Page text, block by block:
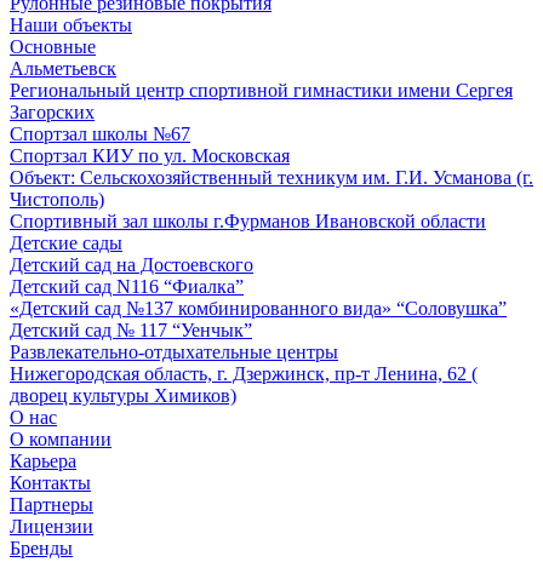
Наши объекты
Основные
Альметьевск
Региональный центр спортивной гимнастики имени Сергея
Загорских
Спортзал школы №67
Спортзал КИУ по ул. Московская
Объект: Сельскохозяйственный техникум им. Г.И. Усманова (г.
Чистополь)
Спортивный зал школы г.Фурманов Ивановской области
Детские сады
Детский сад на Достоевского
Детский сад N116 “Фиалка”
«Детский сад №137 комбинированного вида» “Соловушка”
Детский сад № 117 “Уенчык”
Развлекательно-отдыхательные центры
Нижегородская область, г. Дзержинск, пр-т Ленина, 62 (
дворец культуры Химиков)
О нас
О компании
Карьера
Контакты
Партнеры
Лицензии
Бренды